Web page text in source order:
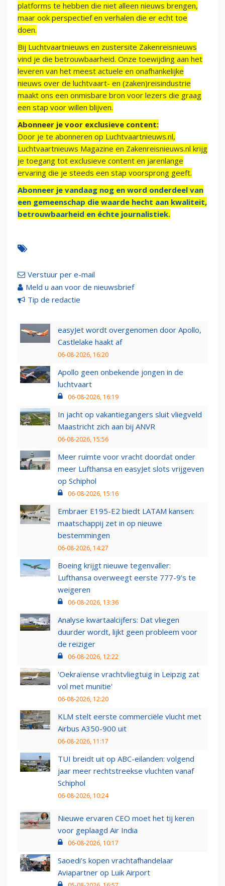
platforms te hebben die niet alleen nieuws brengen,
maar ook perspectief en verhalen die er echt toe
doen.
Bij Luchtvaartnieuws en zustersite Zakenreisnieuws
vind je die betrouwbaarheid. Onze toewijding aan het
leveren van het meest actuele en onafhankelijke
nieuws over de luchtvaart- en (zaken)reisindustrie
maakt ons een onmisbare bron voor lezers die graag
een stap voor willen blijven.
Abonneer je voor exclusieve content:
Door je te abonneren op Luchtvaartnieuws.nl,
Luchtvaartnieuws Magazine en Zakenreisnieuws.nl krijg
je toegang tot exclusieve content en jarenlange
ervaring die je steeds een stap voorsprong geeft.
Abonneer je vandaag nog en word onderdeel van
een gemeenschap die waarde hecht aan kwaliteit,
betrouwbaarheid en échte journalistiek.
Verstuur per e-mail
Meld u aan voor de nieuwsbrief
Tip de redactie
easyJet wordt overgenomen door Apollo,
Castlelake haakt af
06-08-2026, 16:20
Apollo geen onbekende jongen in de
luchtvaart
06-08-2026, 16:19
In jacht op vakantiegangers sluit vliegveld
Maastricht zich aan bij ANVR
06-08-2026, 15:56
Meer ruimte voor vracht doordat onder
meer Lufthansa en easyJet slots vrijgeven
op Schiphol
06-08-2026, 15:16
Embraer E195-E2 biedt LATAM kansen:
maatschappij zet in op nieuwe
bestemmingen
06-08-2026, 14:27
Boeing krijgt nieuwe tegenvaller:
Lufthansa overweegt eerste 777-9’s te
weigeren
06-08-2026, 13:36
Analyse kwartaalcijfers: Dat vliegen
duurder wordt, lijkt geen probleem voor
de reiziger
06-08-2026, 12:22
'Oekraïense vrachtvliegtuig in Leipzig zat
vol met munitie'
06-08-2026, 12:20
KLM stelt eerste commerciële vlucht met
Airbus A350-900 uit
06-08-2026, 11:17
TUI breidt uit op ABC-eilanden: volgend
jaar meer rechtstreekse vluchten vanaf
Schiphol
06-08-2026, 10:24
Nieuwe ervaren CEO moet het tij keren
voor geplaagd Air India
06-08-2026, 10:17
Saoedi’s kopen vrachtafhandelaar
Aviapartner op Luik Airport